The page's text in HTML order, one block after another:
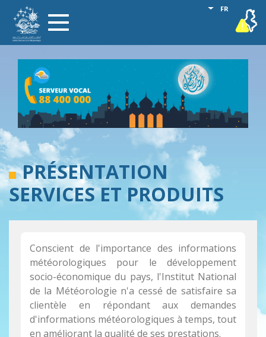
contenu
Toggle
navigation
FR
Lister les
vigilance
PRÉSENTATION
SERVICES ET PRODUITS
Conscient de l'importance des informations
météorologiques pour le développement
socio-économique du pays, l'Institut National
de la Météorologie n'a cessé de satisfaire sa
clientèle en répondant aux demandes
d'informations météorologiques à temps, tout
en améliorant la qualité de ses prestations.